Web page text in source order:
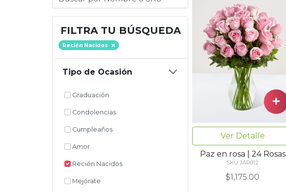
FILTRA TU BÚSQUEDA
Recién Nacidos
Tipo de Ocasión
Graduación
Condolencias
Cumpleaños
Amor
Recién Nacidos
Mejórate
Ver Detalle
Paz en rosa | 24 Rosas
SKU JAR012
$1,175.00